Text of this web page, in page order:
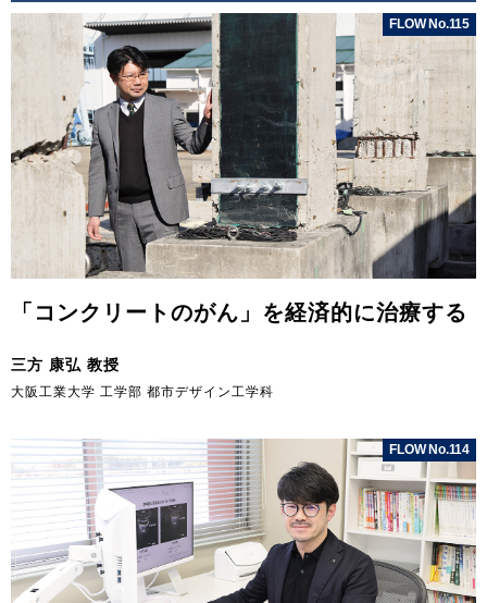
FLOW No.115
「コンクリートのがん」を経済的に治療する
三方 康弘 教授
大阪工業大学 工学部 都市デザイン工学科
FLOW No.114